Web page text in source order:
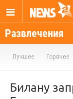
Развлечения
Лучшее Горячее
Билану